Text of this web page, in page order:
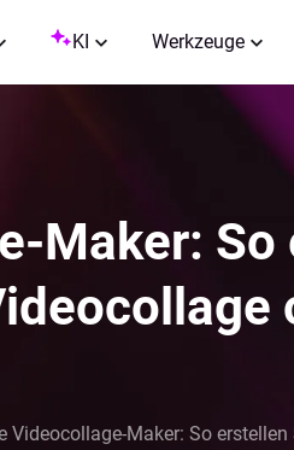
KI Werkzeuge
Maker:
Videocollage-Maker: So